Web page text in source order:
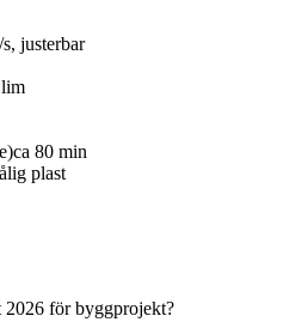
justerbar
ca 80 min
plast
2026 för byggprojekt?